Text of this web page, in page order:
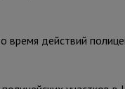
время действий